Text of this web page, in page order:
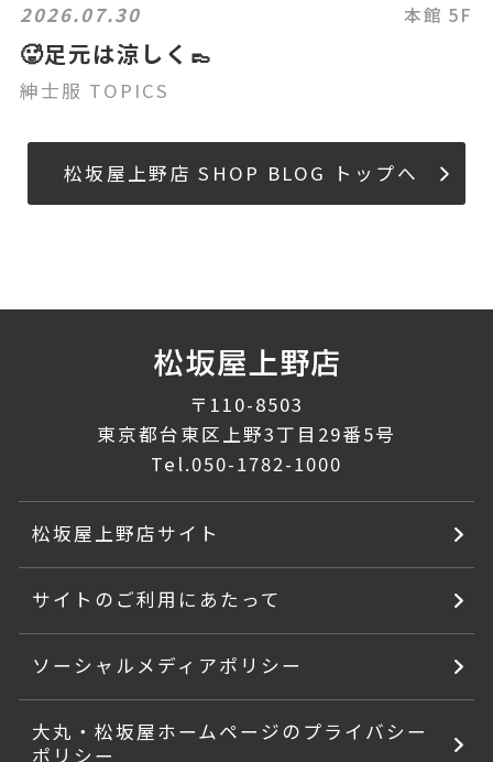
2026.07.30 本館 5F
🥵足元は涼しく👞
紳士服 TOPICS
松坂屋上野店 SHOP BLOG トップへ
〒110-8503
東京都台東区上野3丁目29番5号
Tel.050-1782-1000
松坂屋上野店サイト
サイトのご利用にあたって
ソーシャルメディアポリシー
大丸・松坂屋ホームページのプライバシー
ポリシー